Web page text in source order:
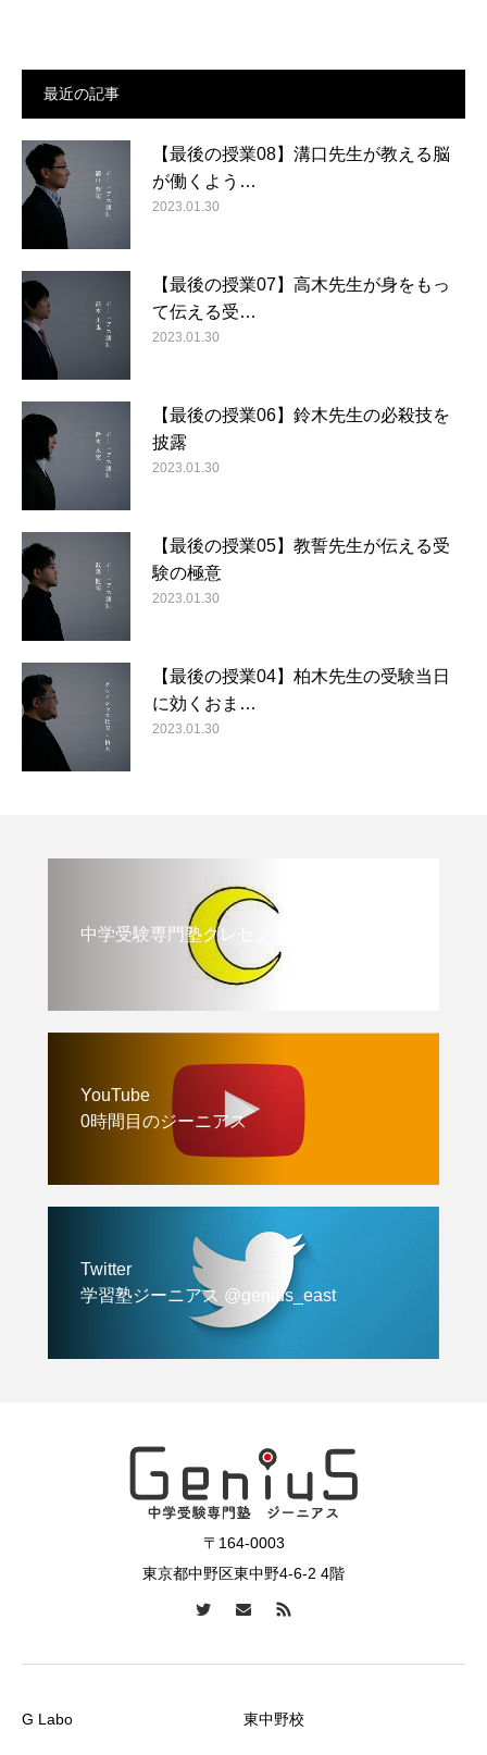
最近の記事
【最後の授業08】溝口先生が教える脳
が働くよう…
2023.01.30
【最後の授業07】高木先生が身をもっ
て伝える受…
2023.01.30
【最後の授業06】鈴木先生の必殺技を
披露
2023.01.30
【最後の授業05】教誓先生が伝える受
験の極意
2023.01.30
【最後の授業04】柏木先生の受験当日
に効くおま…
2023.01.30
中学受験専門塾クレセント
YouTube
0時間目のジーニアス
Twitter
学習塾ジーニアス @genius_east
〒164-0003
東京都中野区東中野4-6-2 4階
G Labo 東中野校